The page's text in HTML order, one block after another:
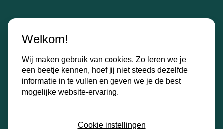
Home
Over ons
Kennisbank
Contact
Welkom!
Wij maken gebruik van cookies. Zo leren we je
een beetje kennen, hoef jij niet steeds dezelfde
informatie in te vullen en geven we je de best
mogelijke website-ervaring.
Cookie instellingen